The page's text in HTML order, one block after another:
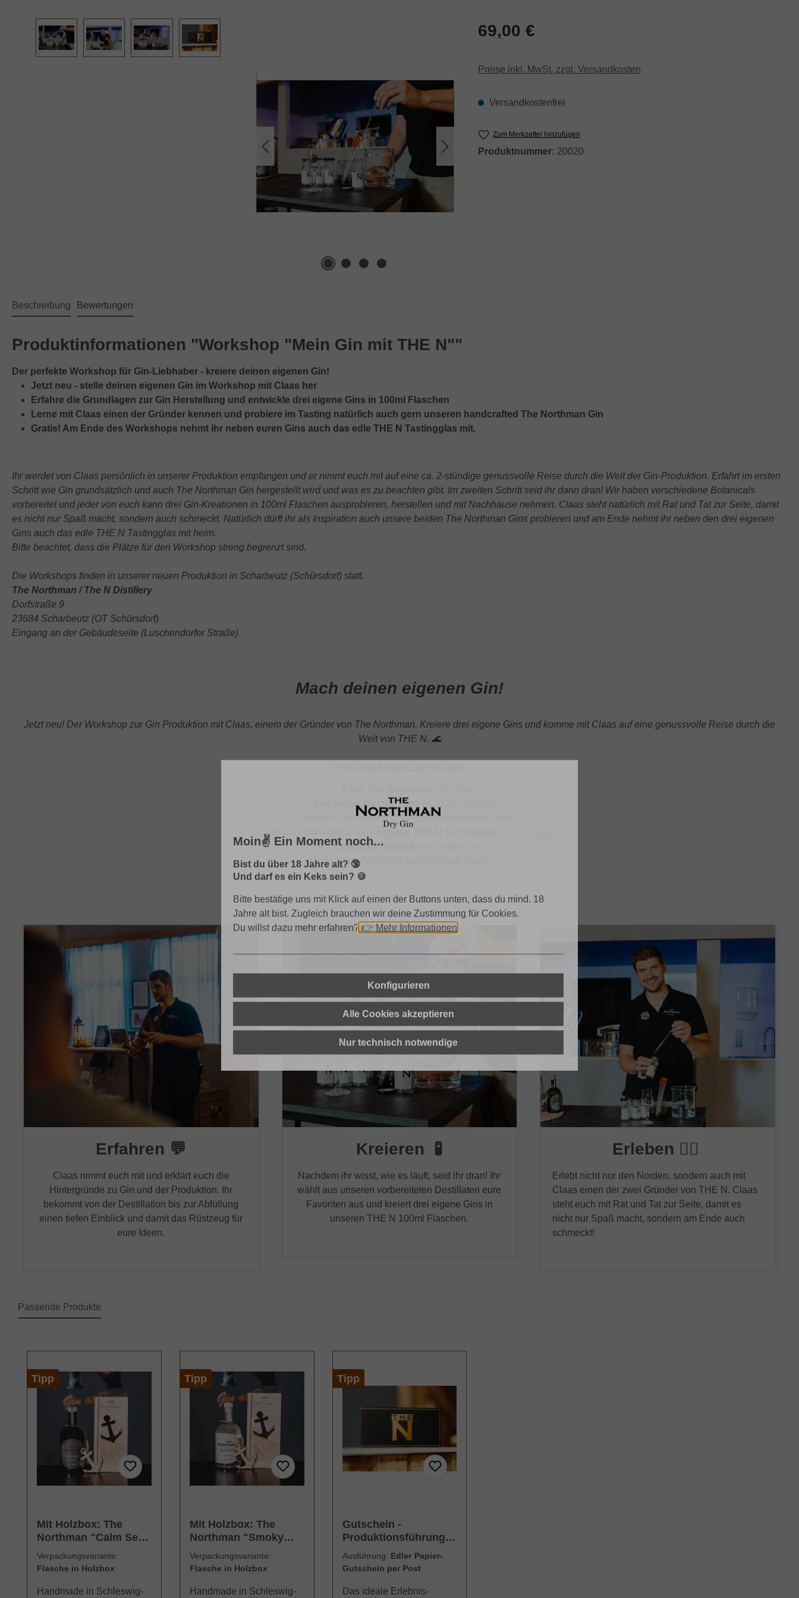
Regulärer Preis:
69,00 €
Preise inkl. MwSt. zzgl. Versandkosten
Versandkostenfrei
Zum Merkzettel hinzufügen
Produktnummer: 20020
Beschreibung Bewertungen
Produktinformationen "Workshop "Mein Gin mit THE N""
Der perfekte Workshop für Gin-Liebhaber - kreiere deinen eigenen Gin!
Jetzt neu - stelle deinen eigenen Gin im Workshop mit Claas her
Erfahre die Grundlagen zur Gin Herstellung und entwickle drei eigene Gins in 100ml Flaschen
Lerne mit Claas einen der Gründer kennen und probiere im Tasting natürlich auch gern unseren handcrafted The Northman Gin
Gratis! Am Ende des Workshops nehmt ihr neben euren Gins auch das edle THE N Tastingglas mit.
Ihr werdet von Claas persönlich in unserer Produktion empfangen und er nimmt euch mit auf eine ca. 2-stündige genussvolle Reise durch die Welt der Gin-Produktion. Erfahrt im ersten
Schritt wie Gin grundsätzlich und auch The Northman Gin hergestellt wird und was es zu beachten gibt. Im zweiten Schritt seid ihr dann dran! Wir haben verschiedene Botanicals
vorbereitet und jeder von euch kann drei Gin-Kreationen in 100ml Flaschen ausprobieren, herstellen und mit Nachhause nehmen. Claas steht natürlich mit Rat und Tat zur Seite, damit
es nicht nur Spaß macht, sondern auch schmeckt. Natürlich dürft ihr als Inspiration auch unsere beiden The Northman Gins probieren und am Ende nehmt ihr neben den drei eigenen
Gins auch das edle THE N Tastingglas mit heim.
Bitte beachtet, dass die Plätze für den Workshop streng begrenzt sind.
Die Workshops finden in unserer neuen Produktion in Scharbeutz (Schürsdorf) statt.
The Northman / The N Distillery
Dorfstraße 9
23684 Scharbeutz (OT Schürsdorf)
Eingang an der Gebäudeseite (Luschendorfer Straße)
Mach deinen eigenen Gin!
Jetzt neu! Der Workshop zur Gin Produktion mit Claas, einem der Gründer von The Northman. Kreiere drei eigene Gins und komme mit Claas auf eine genussvolle Reise durch die
Welt von THE N. 🌊
drei selbst kreierte Gins
Tastingunserer The Northman Gins
Gratis zum Mitnehmen - das original THE N Tastingglas
👉 Exklusive Einblicke
👉 Schöner Abend mit
Erfahren 💬
Claas nimmt euch mit und erklärt euch die
Hintergründe zu Gin und der Produktion. Ihr
bekommt von der Destillation bis zur Abfüllung
einen tiefen Einblick und damit das Rüstzeug für
eure Ideen.
Kreieren 🧪
Nachdem ihr wisst, wie es läuft, seid ihr dran! Ihr
wählt aus unseren vorbereiteten Destillaten eure
Favoriten aus und kreiert drei eigene Gins in
unseren THE N 100ml Flaschen.
Erleben 🙋‍♂️
Erlebt nicht nur den Norden, sondern auch mit
Claas einen der zwei Gründer von THE N. Claas
steht euch mit Rat und Tat zur Seite, damit es
nicht nur Spaß macht, sondern am Ende auch
schmeckt!
Passende Produkte
Tipp
Mit Holzbox: The
Northman "Calm Sea"
Dry Gin (500ml)
Verpackungsvariante:
Flasche in Holzbox
Handmade in Schleswig-
Tipp
Mit Holzbox: The
Northman "Smoky
Breeze" Dry Gin
(500ml)
Verpackungsvariante:
Flasche in Holzbox
Handmade in Schleswig-
Tipp
Gutschein -
Produktionsführung &
Tasting THE N
Distillery
Ausführung: Edler Papier-
Gutschein per Post
Das ideale Erlebnis-
Moin✌️ Ein Moment noch...
Bist du über 18 Jahre alt? 🔞
Und darf es ein Keks sein? 🍪
Bitte bestätige uns mit Klick auf einen der Buttons unten, dass du mind. 18
Jahre alt bist. Zugleich brauchen wir deine Zustimmung für Cookies.
Du willst dazu mehr erfahren? 👉 Mehr Informationen
Konfigurieren
Alle Cookies akzeptieren
Nur technisch notwendige